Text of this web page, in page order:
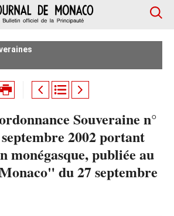
Souveraine n°
2002 portant
monégasque, publiée au
du 27 septembre